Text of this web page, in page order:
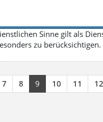
Sinne gilt als
zu berücksichtigen.
7 8 9 10 11 12